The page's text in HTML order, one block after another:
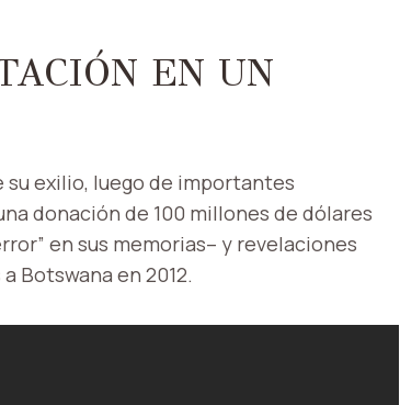
EN UN
exilio, luego de importantes
donación de 100 millones de dólares
en sus memorias– y revelaciones
Botswana en 2012.